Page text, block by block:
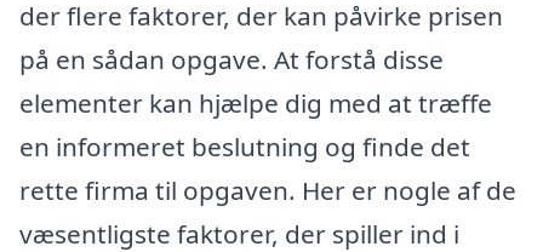
der flere faktorer, der kan påvirke prisen
på en sådan opgave. At forstå disse
elementer kan hjælpe dig med at træffe
en informeret beslutning og finde det
rette firma til opgaven. Her er nogle af de
væsentligste faktorer, der spiller ind i